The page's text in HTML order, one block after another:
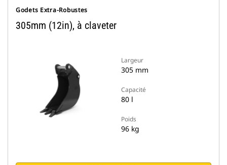
Godets Extra-Robustes
305mm (12in), à claveter
Largeur
305 mm
Capacité
80 l
Poids
96 kg